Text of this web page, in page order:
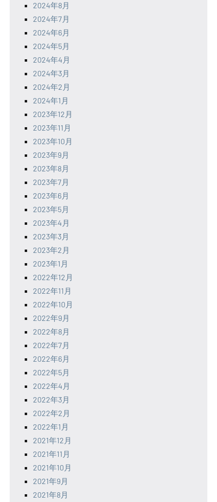
2024年8月
2024年7月
2024年6月
2024年5月
2024年4月
2024年3月
2024年2月
2024年1月
2023年12月
2023年11月
2023年10月
2023年9月
2023年8月
2023年7月
2023年6月
2023年5月
2023年4月
2023年3月
2023年2月
2023年1月
2022年12月
2022年11月
2022年10月
2022年9月
2022年8月
2022年7月
2022年6月
2022年5月
2022年4月
2022年3月
2022年2月
2022年1月
2021年12月
2021年11月
2021年10月
2021年9月
2021年8月